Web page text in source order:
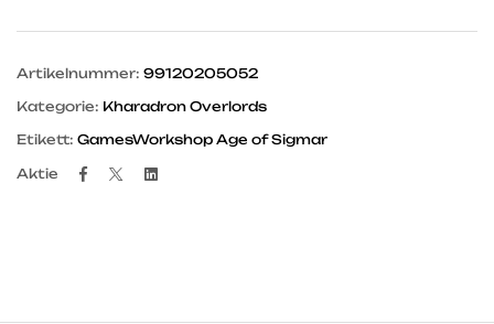
Artikelnummer: 99120205052
Kategorie: Kharadron Overlords
Etikett: GamesWorkshop Age of Sigmar
Aktie Facebook
TwitterLinkedin